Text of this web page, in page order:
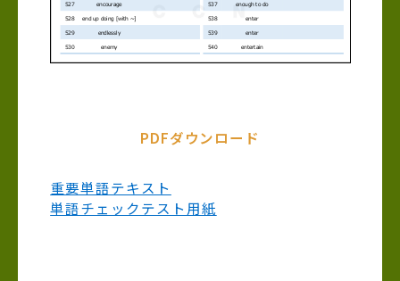
PDFダウンロード
重要単語テキスト
単語チェックテスト用紙